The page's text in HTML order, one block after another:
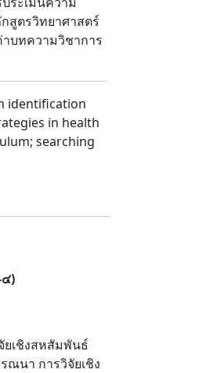
สูตรวิทยาศาสตร์
บทความวิชาการ
identification
in health
searching
๔)
ยเชิงสหสัมพันธ์
ณนา การวิจัยเชิง